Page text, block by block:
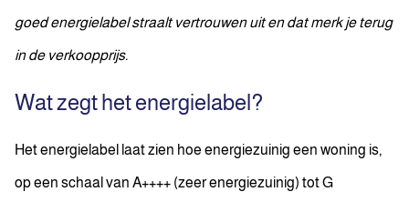
goed energielabel straalt vertrouwen uit en dat merk je terug
in de verkoopprijs.
Wat zegt het energielabel?
Het energielabel laat zien hoe energiezuinig een woning is,
op een schaal van A++++ (zeer energiezuinig) tot G